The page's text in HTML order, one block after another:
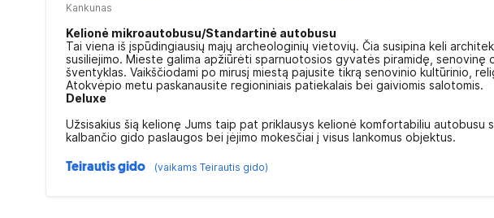
Kankunas
Kelionė mikroautobusu/Standartinė autobusu
Tai viena iš įspūdingiausių majų archeologinių vietovių. Čia susipina keli
susiliejimo. Mieste galima apžiūrėti sparnuotosios gyvatės piramidę, senovinę
šventyklas. Vaikščiodami po mirusį miestą pajusite tikrą senovinio kultūrinio,
Atokvėpio metu paskanausite regioniniais patiekalais bei gaiviomis salotomis.
Deluxe
Užsisakius šią kelionę Jums taip pat priklausys kelionė komfortabiliu autobusu
kalbančio gido paslaugos bei įėjimo mokesčiai į visus lankomus objektus.
Teirautis gido (vaikams Teirautis gido)